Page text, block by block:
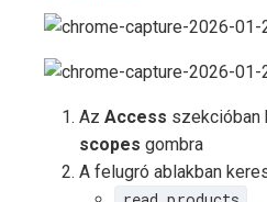
Az Access szekcióban
scopes gombra
A felugró ablakban